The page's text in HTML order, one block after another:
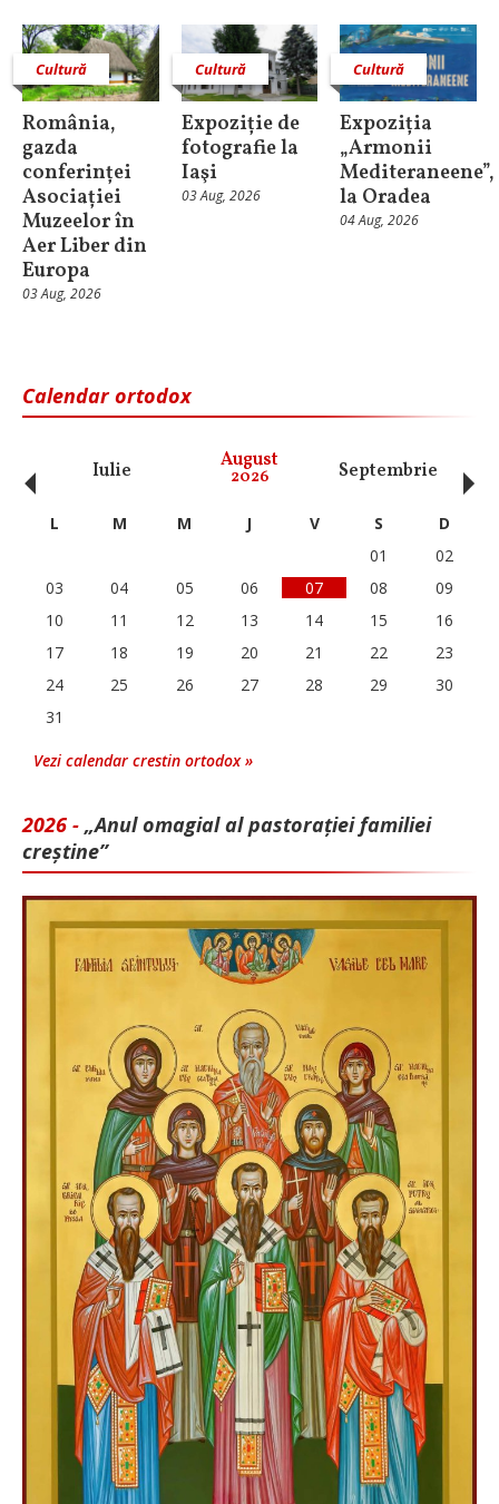
Cultură
România,
gazda
conferinței
Asociației
Muzeelor în
Aer Liber din
Europa
03 Aug, 2026
Cultură
Expoziție de
fotografie la
Iaşi
03 Aug, 2026
Cultură
Expoziția
„Armonii
Mediteraneene”,
la Oradea
04 Aug, 2026
Calendar ortodox
Iulie August
2026 Septembrie
‹ L M M J V S
D
01
02
03
04 05 06 07 08
09
10
11 12 13 14 15
16
17
18 19 20 21 22
23
24
25 26 27 28 29
30
31
Vezi calendar crestin ortodox »
2026 - „Anul omagial al pastorației familiei
creștine”